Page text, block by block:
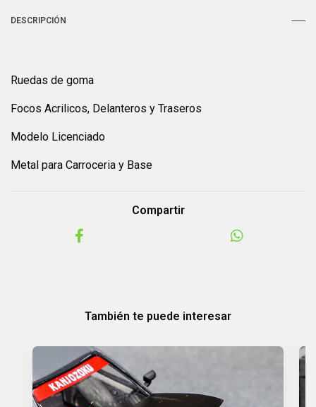
DESCRIPCIÓN
Ruedas de goma
Focos Acrilicos, Delanteros y Traseros
Modelo Licenciado
Metal para Carroceria y Base
Compartir
También te puede interesar